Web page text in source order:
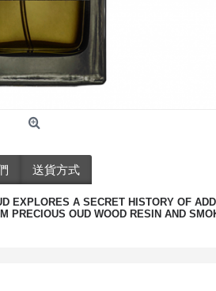
送貨方式
EXPLORES A SECRET HISTORY OF
PRECIOUS OUD WOOD RESIN AND